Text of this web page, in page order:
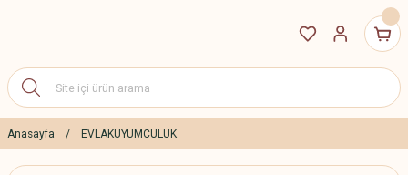
Anasayfa EVLAKUYUMCULUK